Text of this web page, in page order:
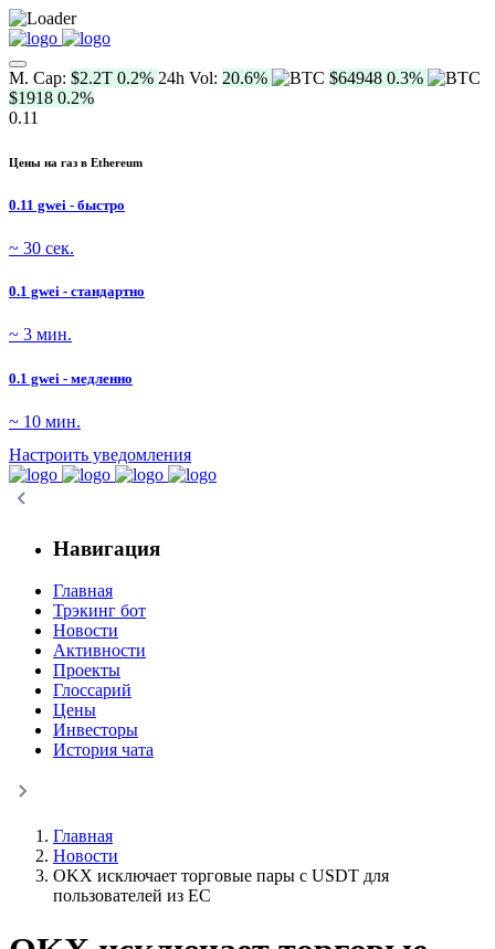
M. Cap: $2.2T 0.2% 24h Vol: 20.6% $64948 0.3%
$1918 0.2%
0.11
Цены на газ в Ethereum
0.11 gwei - быстро
~ 30 сек.
0.1 gwei - стандартно
~ 3 мин.
0.1 gwei - медленно
~ 10 мин.
Настроить уведомления
Навигация
Главная
Трэкинг бот
Новости
Активности
Проекты
Глоссарий
Цены
Инвесторы
История чата
Главная
Новости
OKX исключает торговые пары с USDT для
пользователей из ЕС